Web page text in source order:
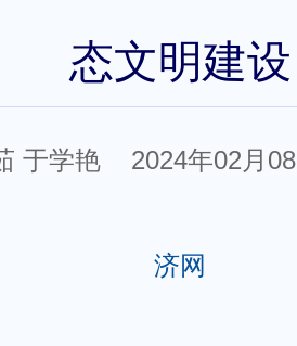
态文明建设
于学艳 2024年02月
济网